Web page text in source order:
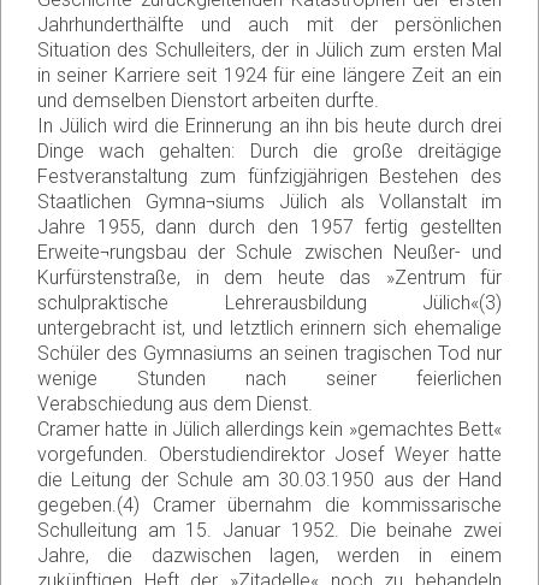
Jahrhunderthälfte und auch mit der persönlichen
Situation des Schulleiters, der in Jülich zum ersten Mal
in seiner Karriere seit 1924 für eine längere Zeit an ein
und demselben Dienstort arbeiten durfte.
In Jülich wird die Erinnerung an ihn bis heute durch drei
Dinge wach gehalten: Durch die große dreitägige
Festveranstaltung zum fünfzigjährigen Bestehen des
Staatlichen Gymna¬siums Jülich als Vollanstalt im
Jahre 1955, dann durch den 1957 fertig gestellten
Erweite¬rungsbau der Schule zwischen Neußer- und
Kurfürstenstraße, in dem heute das »Zentrum für
schulpraktische Lehrerausbildung Jülich«(3)
untergebracht ist, und letztlich erinnern sich ehemalige
Schüler des Gymnasiums an seinen tragischen Tod nur
wenige Stunden nach seiner feierlichen
Verabschiedung aus dem Dienst.
Cramer hatte in Jülich allerdings kein »gemachtes Bett«
vorgefunden. Oberstudiendirektor Josef Weyer hatte
die Leitung der Schule am 30.03.1950 aus der Hand
gegeben.(4) Cramer übernahm die kommissarische
Schulleitung am 15. Januar 1952. Die beinahe zwei
Jahre, die dazwischen lagen, werden in einem